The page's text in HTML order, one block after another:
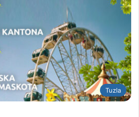
Tuzla